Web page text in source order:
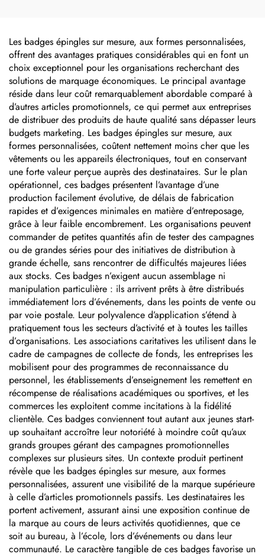
gravées au laser, plaques
nominatives pour
machines en aluminium
anodisé argenté
Les badges épingles sur mesure, aux formes personnalisées,
offrent des avantages pratiques considérables qui en font un
choix exceptionnel pour les organisations recherchant des
solutions de marquage économiques. Le principal avantage
réside dans leur coût remarquablement abordable comparé à
d’autres articles promotionnels, ce qui permet aux entreprises
de distribuer des produits de haute qualité sans dépasser leurs
budgets marketing. Les badges épingles sur mesure, aux
formes personnalisées, coûtent nettement moins cher que les
vêtements ou les appareils électroniques, tout en conservant
une forte valeur perçue auprès des destinataires. Sur le plan
opérationnel, ces badges présentent l’avantage d’une
production facilement évolutive, de délais de fabrication
rapides et d’exigences minimales en matière d’entreposage,
grâce à leur faible encombrement. Les organisations peuvent
commander de petites quantités afin de tester des campagnes
ou de grandes séries pour des initiatives de distribution à
grande échelle, sans rencontrer de difficultés majeures liées
aux stocks. Ces badges n’exigent aucun assemblage ni
manipulation particulière : ils arrivent prêts à être distribués
immédiatement lors d’événements, dans les points de vente ou
par voie postale. Leur polyvalence d’application s’étend à
pratiquement tous les secteurs d’activité et à toutes les tailles
d’organisations. Les associations caritatives les utilisent dans le
cadre de campagnes de collecte de fonds, les entreprises les
mobilisent pour des programmes de reconnaissance du
personnel, les établissements d’enseignement les remettent en
récompense de réalisations académiques ou sportives, et les
commerces les exploitent comme incitations à la fidélité
clientèle. Ces badges conviennent tout autant aux jeunes start-
up souhaitant accroître leur notoriété à moindre coût qu’aux
grands groupes gérant des campagnes promotionnelles
complexes sur plusieurs sites. Un contexte produit pertinent
révèle que les badges épingles sur mesure, aux formes
personnalisées, assurent une visibilité de la marque supérieure
à celle d’articles promotionnels passifs. Les destinataires les
portent activement, assurant ainsi une exposition continue de
la marque au cours de leurs activités quotidiennes, que ce
soit au bureau, à l’école, lors d’événements ou dans leur
communauté. Le caractère tangible de ces badges favorise un